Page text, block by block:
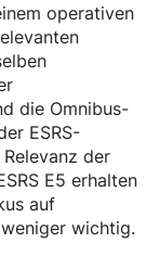
operativen
die Omnibus-
ESRS-
der
E5 erhalten
auf
wichtig.